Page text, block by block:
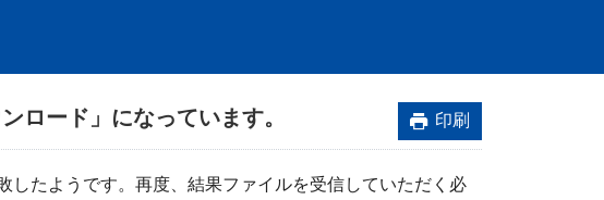
ロード」になっています。 印刷
したようです。再度、結果ファイルを受信していただく必